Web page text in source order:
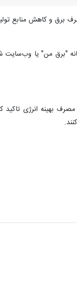
برق و کاهش منابع
"برق من" یا وب‌سایت
با دعوت از هم استانی‌ها برای پیوستن به پویش